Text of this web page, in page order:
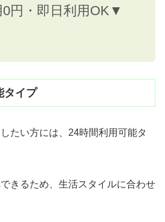
円・即日利用OK▼
タイプ
たい方には、24時間利用可能タ
きるため、生活スタイルに合わせ